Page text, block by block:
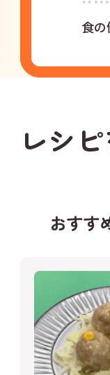
食
レシ
おすす